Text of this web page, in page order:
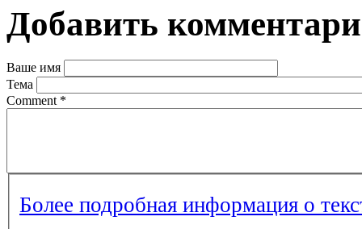
Добавить
Ваше имя
Тема
Comment *
Более подробная информация о